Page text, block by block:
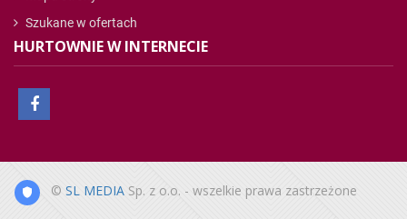
Szukane w ofertach
HURTOWNIE W INTERNECIE
© SL MEDIASp. z o.o. - wszelkie prawa zastrzeżone